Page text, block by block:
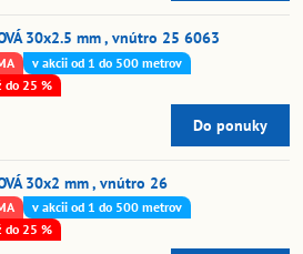
30x2.5 mm , vnútro 25 6063
v akcii od 1 do 500 metrov
do 25 %
Do ponuky
30x2 mm , vnútro 26
v akcii od 1 do 500 metrov
do 25 %